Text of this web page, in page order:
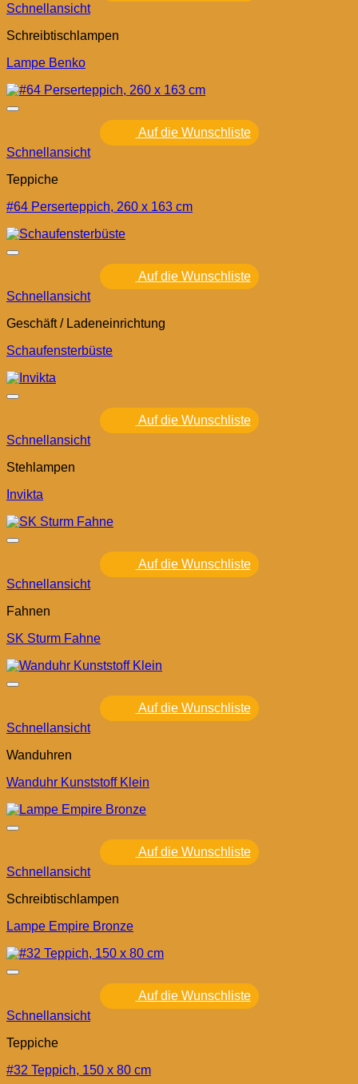
Schnellansicht
Schreibtischlampen
Lampe Benko
Auf die Wunschliste
Schnellansicht
Teppiche
#64 Perserteppich, 260 x 163 cm
Auf die Wunschliste
Schnellansicht
Geschäft / Ladeneinrichtung
Schaufensterbüste
Auf die Wunschliste
Schnellansicht
Stehlampen
Invikta
Auf die Wunschliste
Schnellansicht
Fahnen
SK Sturm Fahne
Auf die Wunschliste
Schnellansicht
Wanduhren
Wanduhr Kunststoff Klein
Auf die Wunschliste
Schnellansicht
Schreibtischlampen
Lampe Empire Bronze
Auf die Wunschliste
Schnellansicht
Teppiche
#32 Teppich, 150 x 80 cm